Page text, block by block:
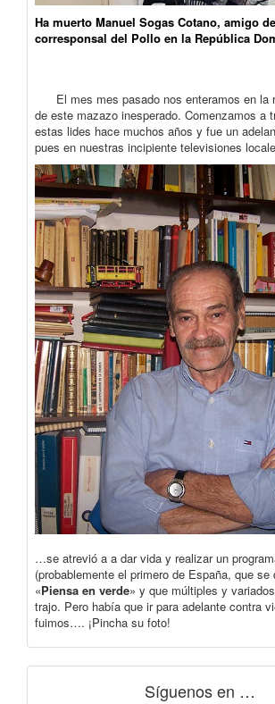
Ha muerto Manuel Sogas Cotano, amigo
corresponsal del Pollo en la República
El mes mes pasado nos enteramos en la
de este mazazo inesperado. Comenzamos a
estas lides hace muchos años y fue un
pues en nuestras incipiente televisiones
…se atrevió a a dar vida y realizar un
(probablemente el primero de España, que se
«Piensa en verde» y que múltiples y
trajo. Pero había que ir para adelante contra
fuimos…. ¡Pincha su foto!
Síguenos en …